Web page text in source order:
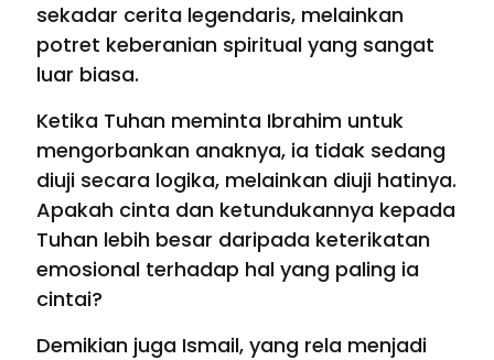
sekadar cerita legendaris, melainkan
potret keberanian spiritual yang sangat
luar biasa.
Ketika Tuhan meminta Ibrahim untuk
mengorbankan anaknya, ia tidak sedang
diuji secara logika, melainkan diuji hatinya.
Apakah cinta dan ketundukannya kepada
Tuhan lebih besar daripada keterikatan
emosional terhadap hal yang paling ia
cintai?
Demikian juga Ismail, yang rela menjadi